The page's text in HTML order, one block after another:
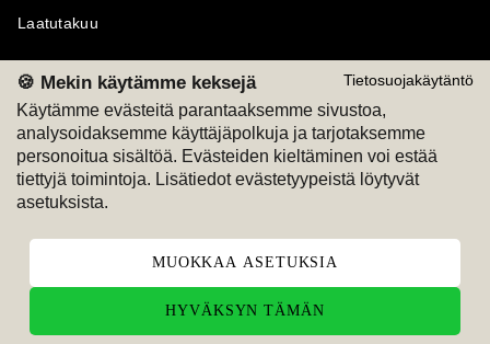
Tietosuojakäytäntö
🍪 Mekin käytämme keksejä
Käytämme evästeitä parantaaksemme sivustoa,
analysoidaksemme käyttäjäpolkuja ja tarjotaksemme
personoitua sisältöä. Evästeiden kieltäminen voi estää
tiettyjä toimintoja. Lisätiedot evästetyypeistä löytyvät
asetuksista.
MUOKKAA ASETUKSIA
HYVÄKSYN TÄMÄN
Laatutakuu
Maksutavat
M
Seuraa meitä